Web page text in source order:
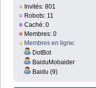
Invités: 801
Robots: 11
Caché: 0
Membres: 0
Membres en ligne:
DotBot
BaiduMobaider
Baidu (9)